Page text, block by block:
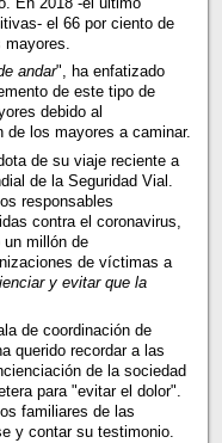
el 66 por ciento de
mayores.
andar", ha enfatizado
de este tipo de
debido al
los mayores a caminar.
de su viaje reciente a
de la Seguridad Vial.
responsables
contra el coronavirus,
millón de
de víctimas a
y evitar que la
de coordinación de
querido recordar a las
de la sociedad
para "evitar el dolor".
familiares de las
y contar su testimonio.